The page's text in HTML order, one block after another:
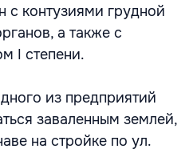
с контузиями грудной
а также с
I степени.
из предприятий
заваленным землей,
на стройке по ул.